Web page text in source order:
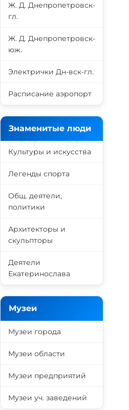
Ж. Д. Днепропетровск-
гл.
Ж. Д. Днепропетровск-
юж.
Электрички Дн-вск-гл.
Расписание аэропорт
Знаменитые люди
Культуры и искусства
Легенды спорта
Общ. деятели,
политики
Архитекторы и
скульпторы
Деятели
Екатеринослава
Музеи
Музеи города
Музеи области
Музеи предприятий
Музеи уч. заведений